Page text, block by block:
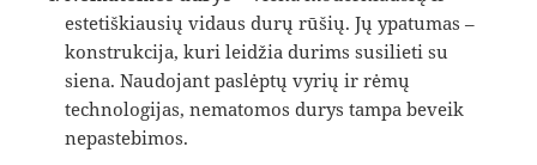
estetiškiausių vidaus durų rūšių. Jų ypatumas –
konstrukcija, kuri leidžia durims susilieti su
siena. Naudojant paslėptų vyrių ir rėmų
technologijas, nematomos durys tampa beveik
nepastebimos.